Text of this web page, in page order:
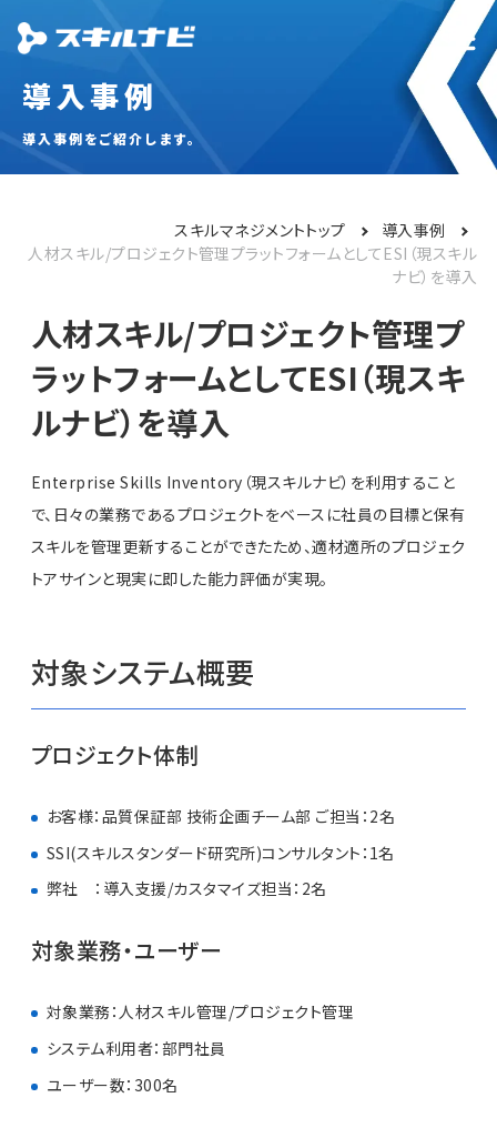
導入事例
導入事例をご紹介します。
スキルマネジメントトップ
導入事例
人材スキル/プロジェクト管理プラットフォームとしてESI（現スキル
ナビ）を導入
人材スキル/プロジェクト管理プ
ラットフォームとしてESI（現スキ
ルナビ）を導入
Enterprise Skills Inventory（現スキルナビ）を利用すること
で、日々の業務であるプロジェクトをベースに社員の目標と保有
スキルを管理更新することができたため、適材適所のプロジェク
トアサインと現実に即した能力評価が実現。
対象システム概要
プロジェクト体制
お客様：品質保証部 技術企画チーム部 ご担当：2名
SSI(スキルスタンダード研究所)コンサルタント：1名
弊社 ：導入支援/カスタマイズ担当：2名
対象業務・ユーザー
対象業務：人材スキル管理/プロジェクト管理
システム利用者：部門社員
ユーザー数：300名